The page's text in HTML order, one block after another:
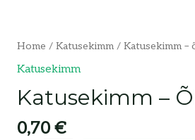
Home / Katusekimm/ Katusekimm –
Katusekimm
Katusekimm –
0,70 €